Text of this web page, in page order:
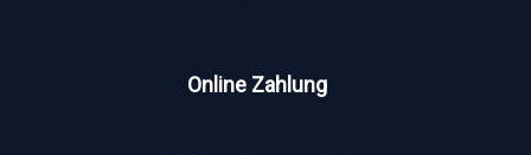
Online Zahlung